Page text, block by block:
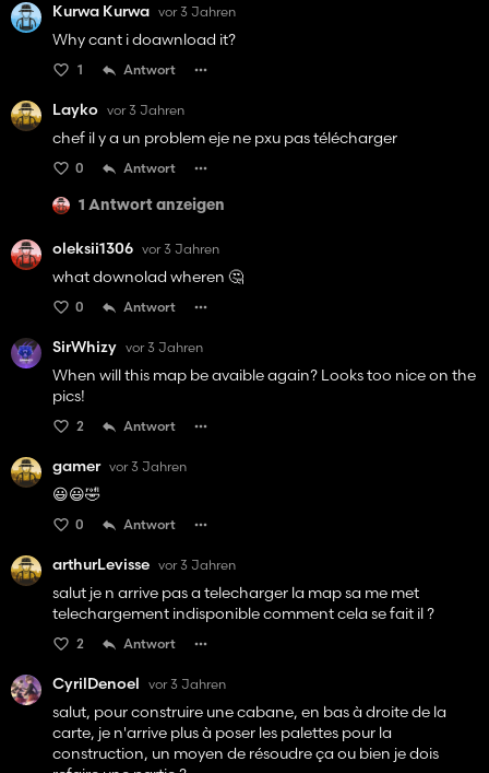
Kurwa Kurwa vor 3 Jahren
Why cant i doawnload it?
1 Antwort
Layko vor 3 Jahren
chef il y a un problem eje ne pxu pas télécharger
0 Antwort
1 Antwort anzeigen
oleksii1306 vor 3 Jahren
what downolad wheren 🤔
0 Antwort
SirWhizy vor 3 Jahren
When will this map be avaible again? Looks too nice on the
pics!
2 Antwort
gamer vor 3 Jahren
😃😃🤣
0 Antwort
arthurLevisse vor 3 Jahren
salut je n arrive pas a telecharger la map sa me met
telechargement indisponible comment cela se fait il ?
2 Antwort
CyrilDenoel vor 3 Jahren
salut, pour construire une cabane, en bas à droite de la
carte, je n'arrive plus à poser les palettes pour la
construction, un moyen de résoudre ça ou bien je dois